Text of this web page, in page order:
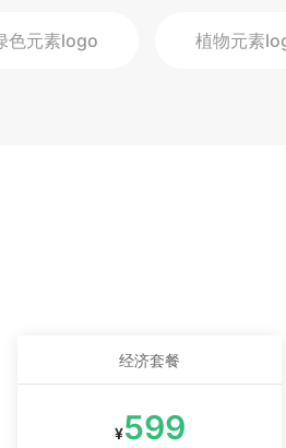
色元素logo 植物元素
经济套餐
¥599